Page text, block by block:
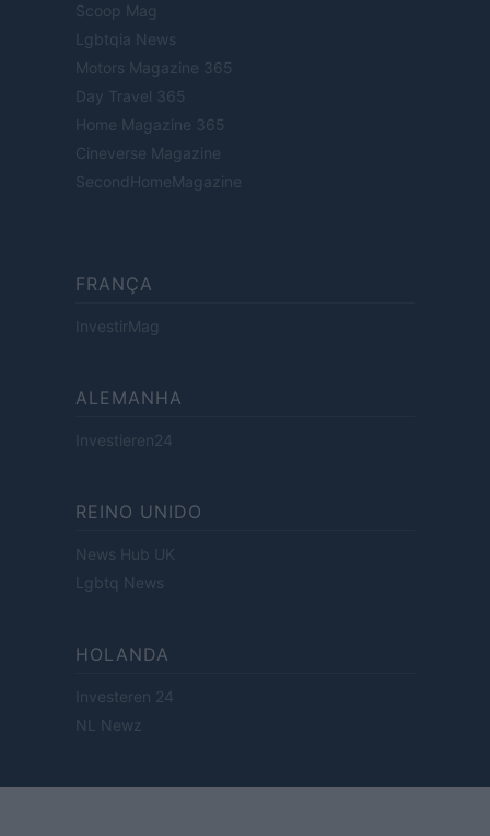
Scoop Mag
Lgbtqia News
Motors Magazine 365
Day Travel 365
Home Magazine 365
Cineverse Magazine
SecondHomeMagazine
FRANÇA
InvestirMag
ALEMANHA
Investieren24
REINO UNIDO
News Hub UK
Lgbtq News
HOLANDA
Investeren 24
NL Newz